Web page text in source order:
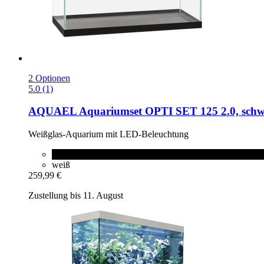
2 Optionen
5.0 (1)
AQUAELAquariumset OPTI SET 125 2.0,
Weißglas-​Aquarium mit LED-​Beleuchtung
weiß
259,99 €
Zustellung bis 11. August